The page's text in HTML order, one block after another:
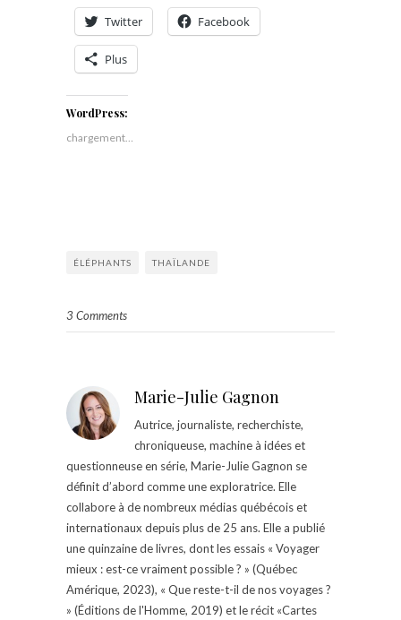
Twitter Facebook
Plus
WordPress:
chargement…
ÉLÉPHANTS THAÏLANDE
3 Comments
Marie-Julie Gagnon
Autrice, journaliste, recherchiste,
chroniqueuse, machine à idées et
questionneuse en série, Marie-Julie Gagnon se
définit d’abord comme une exploratrice. Elle
collabore à de nombreux médias québécois et
internationaux depuis plus de 25 ans. Elle a publié
une quinzaine de livres, dont les essais « Voyager
mieux : est-ce vraiment possible ? » (Québec
Amérique, 2023), « Que reste-t-il de nos voyages ?
» (Éditions de l'Homme, 2019) et le récit «Cartes